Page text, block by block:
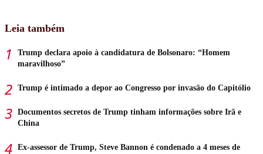
Leia também
Trump declara apoio à candidatura de Bolsonaro: “Homem
maravilhoso”
Trump é intimado a depor ao Congresso por invasão do Capitólio
Documentos secretos de Trump tinham informações sobre Irã e
China
Ex-assessor de Trump, Steve Bannon é condenado a 4 meses de